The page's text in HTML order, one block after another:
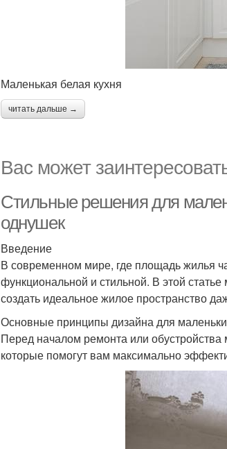
Маленькая белая кухня
читать дальше →
Вас может
Стильные решения для
однушек
Введение
В современном мире, где площадь жилья
функциональной и стильной. В этой
создать идеальное жилое пространство
Основные принципы дизайна для
Перед началом ремонта или
которые помогут вам максимально